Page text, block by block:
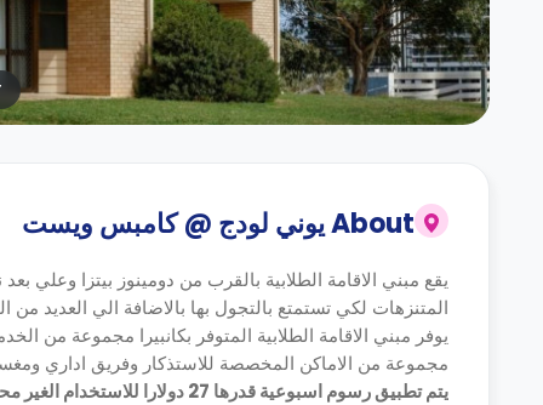
Aboutيوني لودج @ كامبس ويست
يقع مبني الاقامة الطلابية بالقرب من دومينوز بيتزا
المتنزهات لكي تستمتع بالتجول بها بالاضافة الي العديد من المراكز التجارية والتي
يوفر مبني الاقامة الطلابية المتوفر بكانبيرا مجموعة من
مجموعة من الاماكن المخصصة للاستذكار وفريق اداري
يتم تطبيق رسوم اسبوعية قدرها 27 دولارا للاستخدام الغير محدود لكلا من المياه والغاز والكهرباء .